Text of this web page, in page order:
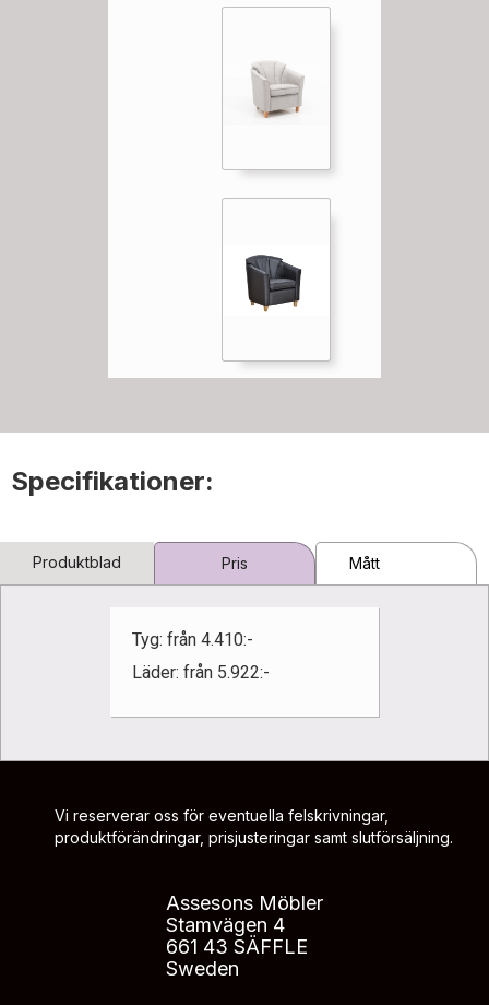
Specifikationer:
Produktblad Pris Mått
Tyg: från 4.410:-
Läder: från 5.922:-
Vi reserverar oss för eventuella felskrivningar,
produktförändringar, prisjusteringar samt slutförsäljning.
Assesons Möbler
Stamvägen 4
661 43 SÄFFLE
Sweden